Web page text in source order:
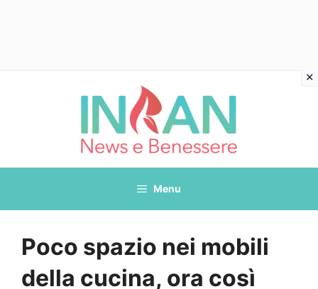
Menu
Poco spazio nei mobili
della cucina, ora così